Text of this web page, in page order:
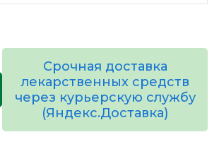
Срочная доставка
лекарственных средств
через курьерскую службу
(Яндекс.Доставка)